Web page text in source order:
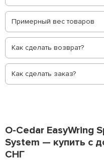
Примерный вес товаров
Как сделать возврат?
Как сделать заказ?
O-Cedar EasyWring
System — купить с
СНГ